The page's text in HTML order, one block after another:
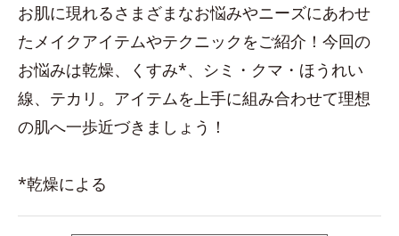
お肌に現れるさまざまなお悩みやニーズにあわせ
たメイクアイテムやテクニックをご紹介！今回の
お悩みは乾燥、くすみ*、シミ・クマ・ほうれい
線、テカリ。アイテムを上手に組み合わせて理想
の肌へ一歩近づきましょう！
*乾燥による